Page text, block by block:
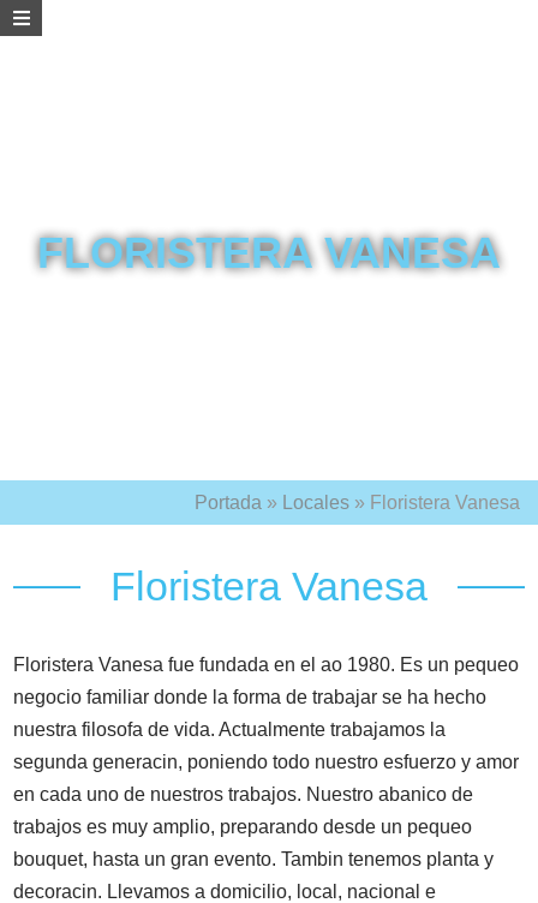
FLORISTERA VANESA
Portada » Locales » Floristera Vanesa
Floristera Vanesa
Floristera Vanesa fue fundada en el ao 1980. Es un pequeo
negocio familiar donde la forma de trabajar se ha hecho
nuestra filosofa de vida. Actualmente trabajamos la
segunda generacin, poniendo todo nuestro esfuerzo y amor
en cada uno de nuestros trabajos. Nuestro abanico de
trabajos es muy amplio, preparando desde un pequeo
bouquet, hasta un gran evento. Tambin tenemos planta y
decoracin. Llevamos a domicilio, local, nacional e